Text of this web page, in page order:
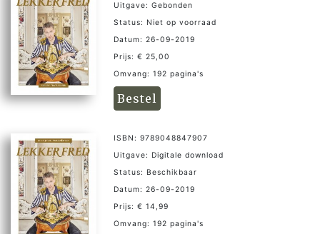
Uitgave: Gebonden
Status: Niet op voorraad
Datum: 26-09-2019
Prijs: € 25,00
Omvang: 192 pagina's
Bestel
ISBN: 9789048847907
Uitgave: Digitale download
Status: Beschikbaar
Datum: 26-09-2019
Prijs: € 14,99
Omvang: 192 pagina's